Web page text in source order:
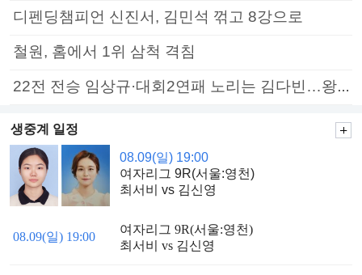
디펜딩챔피언 신진서, 김민석 꺾고 8강으로
철원, 홈에서 1위 삼척 격침
22전 전승 임상규·대회2연패 노리는 김다빈…왕중왕전 16강 7일부터
생중계 일정
08.09(일) 19:00
여자리그 9R(서울:영천)
최서비 vs 김신영
08.09(일) 19:00
여자리그 9R(서울:영천)
최서비 vs 김신영